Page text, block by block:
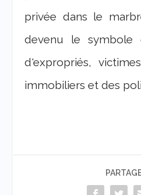
privée dans le
devenu le symbole
d'expropriés,
immobiliers et des